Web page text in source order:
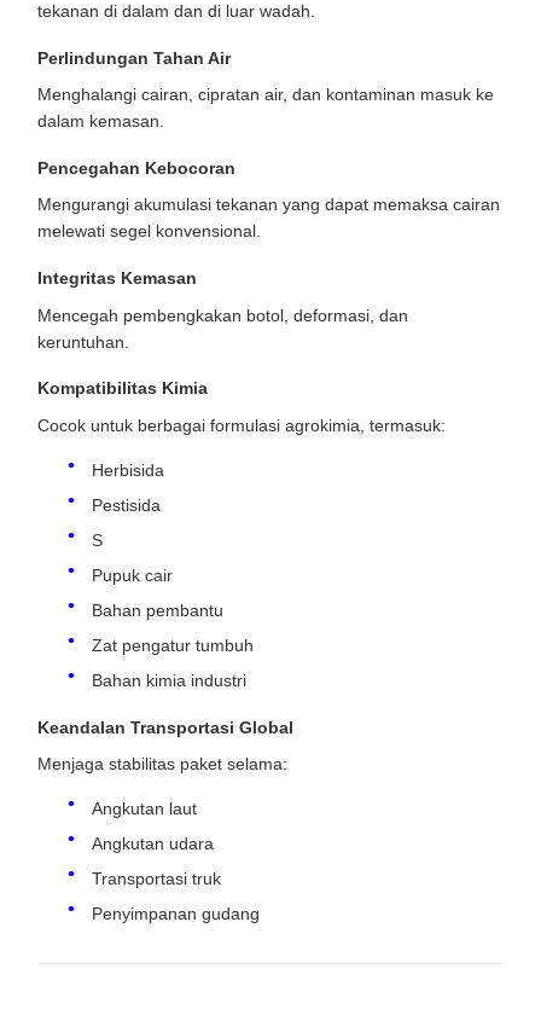
tekanan di dalam dan di luar wadah.
Perlindungan Tahan Air
Menghalangi cairan, cipratan air, dan kontaminan masuk ke
dalam kemasan.
Pencegahan Kebocoran
Mengurangi akumulasi tekanan yang dapat memaksa cairan
melewati segel konvensional.
Integritas Kemasan
Mencegah pembengkakan botol, deformasi, dan
keruntuhan.
Kompatibilitas Kimia
Cocok untuk berbagai formulasi agrokimia, termasuk:
Herbisida
Pestisida
S
Pupuk cair
Bahan pembantu
Zat pengatur tumbuh
Bahan kimia industri
Keandalan Transportasi Global
Menjaga stabilitas paket selama:
Angkutan laut
Angkutan udara
Transportasi truk
Penyimpanan gudang